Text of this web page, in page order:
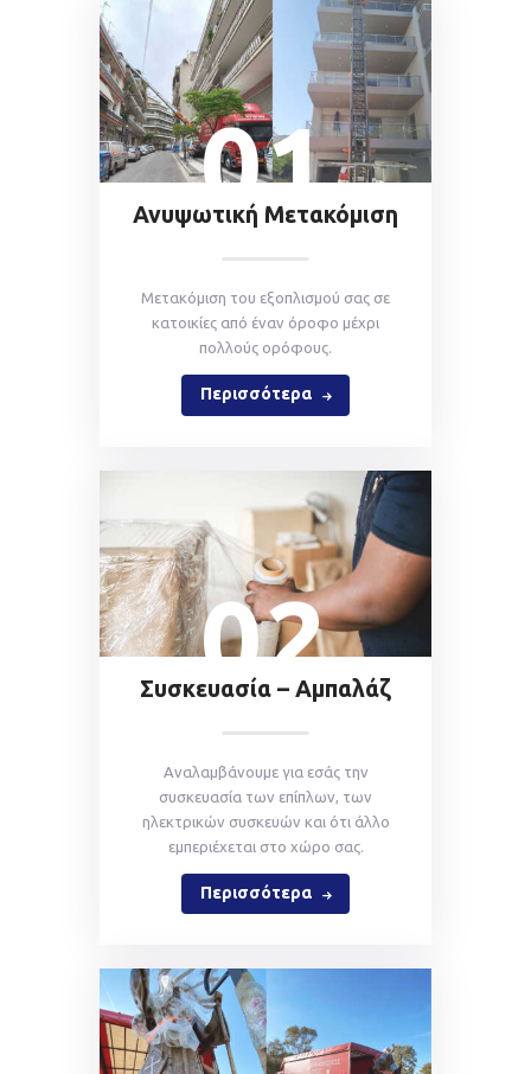
01
Ανυψωτική Μετακόμιση
Mετακόμιση του εξοπλισμού σας σε
κατοικίες από έναν όροφο μέχρι
πολλούς ορόφους.
Περισσότερα
02
Συσκευασία – Αμπαλάζ
Aναλαμβάνουμε για εσάς την
συσκευασία των επίπλων, των
ηλεκτρικών συσκευών και ότι άλλο
εμπεριέχεται στο χώρο σας.
Περισσότερα